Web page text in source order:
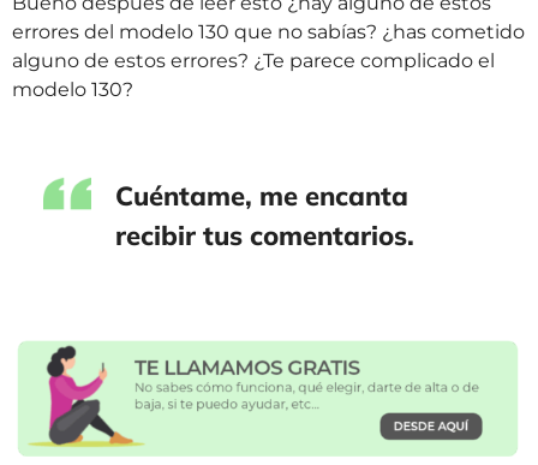
errores del modelo 130 que no sabías? ¿has cometido
alguno de estos errores? ¿Te parece complicado el
modelo 130?
Cuéntame, me encanta
recibir tus comentarios.